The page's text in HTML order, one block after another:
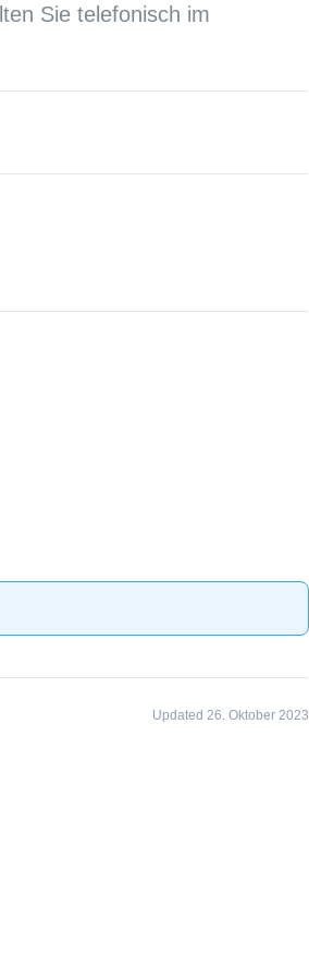
Sie telefonisch im
Updated 26. Oktober 2023